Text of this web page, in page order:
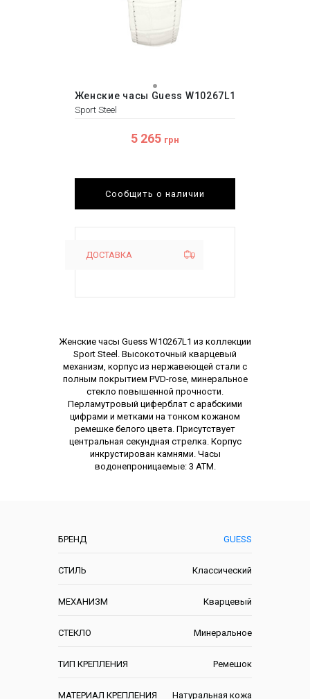
Женские часы Guess W10267L1
Sport Steel
5 265 грн
Сообщить о наличии
ДОСТАВКА
БРЕНД GUESS
СТИЛЬ Классический
МЕХАНИЗМ Кварцевый
СТЕКЛО Минеральное
ТИП КРЕПЛЕНИЯ Ремешок
МАТЕРИАЛ КРЕПЛЕНИЯ Натуральная кожа
Описание
Женские часы Guess W10267L1 из коллекции
Sport Steel. Высокоточный кварцевый
механизм, корпус из нержавеющей стали с
полным покрытием PVD-rose, минеральное
стекло повышенной прочности.
Перламутровый циферблат с арабскими
цифрами и метками на тонком кожаном
ремешке белого цвета. Присутствует
центральная секундная стрелка. Корпус
инкрустирован камнями. Часы
водонепроницаемые: 3 АТМ.